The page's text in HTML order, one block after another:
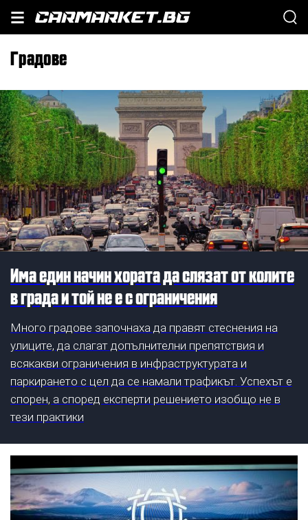
градове
Има един начин хората да слязат от колите
в града и той не е с ограничения
Много градове започнаха да правят стеснения на
улиците, да слагат допълнителни препятствия и
всякакви ограничения в инфраструктурата и
паркирането с цел да се намали трафикът. Успехът е
спорен, а според експерти решението изобщо не в
тези практики